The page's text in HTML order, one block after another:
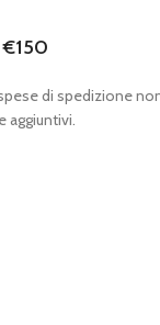
di spedizione
aggiuntivi.